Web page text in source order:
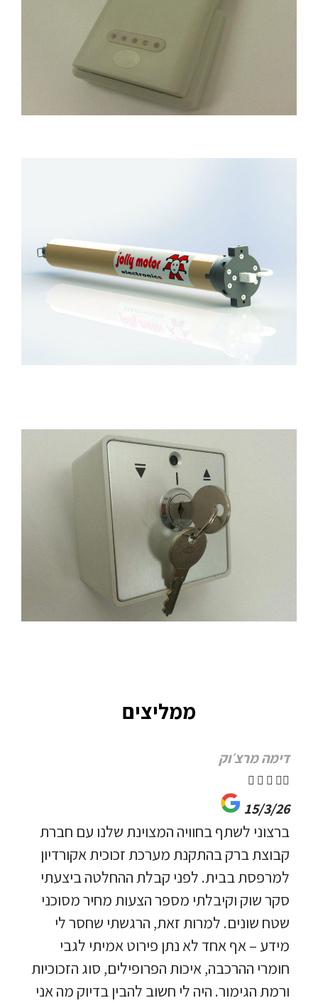
ממליצים
דימה מרצ׳וק
   
15/3/26
ברצוני לשתף בחוויה המצוינת שלנו עם חברת
קבוצת ברק בהתקנת מערכת זכוכית אקורדיון
למרפסת בבית. לפני קבלת ההחלטה ביצעתי
סקר שוק וקיבלתי מספר הצעות מחיר מסוכני
שטח שונים. למרות זאת, הרגשתי שחסר לי
מידע – אף אחד לא נתן פירוט אמיתי לגבי
חומרי ההרכבה, איכות הפרופילים, סוג הזכוכיות
ורמת הגימור. היה לי חשוב להבין בדיוק מה אני